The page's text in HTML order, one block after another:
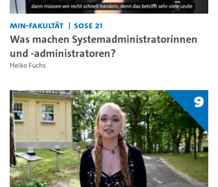
MIN-Fakultät SoSe 21
Was machen Systemadministratorinnen
und -administratoren?
Heiko Fuchs
9